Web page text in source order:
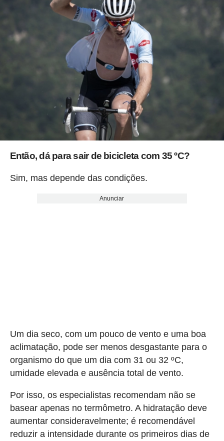
Então, dá para sair de bicicleta com 35 ºC?
Sim, mas depende das condições.
Anunciar
Um dia seco, com um pouco de vento e uma boa
aclimatação, pode ser menos desgastante para o
organismo do que um dia com 31 ou 32 ºC,
umidade elevada e ausência total de vento.
Por isso, os especialistas recomendam não se
basear apenas no termômetro. A hidratação deve
aumentar consideravelmente; é recomendável
reduzir a intensidade durante os primeiros dias de